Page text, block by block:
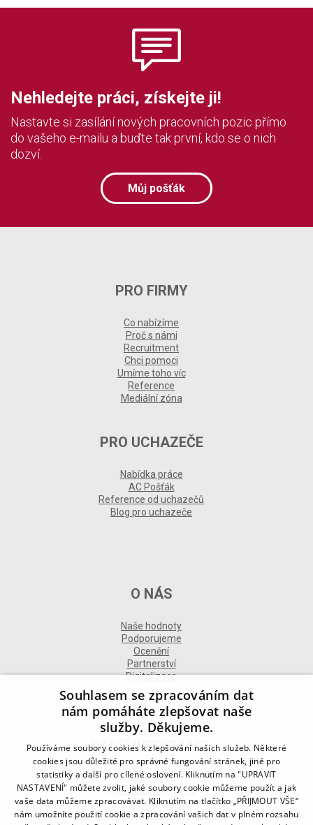
Nehledejte práci, získejte ji!
Nastavte si zasílání nových pracovních pozic přímo
do vašeho e-mailu a buďte tak první, kdo se o nich
dozví.
Můj pošťák
PRO FIRMY
Co nabízíme
Proč s námi
Recruitment
Chci pomoci
Umíme toho víc
Reference
Mediální zóna
PRO UCHAZEČE
Nabídka práce
AC Pošťák
Reference od uchazečů
Blog pro uchazeče
O NÁS
Naše hodnoty
Podporujeme
Ocenění
Partnerství
Digitalizace
DALŠÍ INFORMACE
Kontakt
Naše odborné divize
Naše pobočky
Zásady zpracování osobních údajů
Souhlasem se zpracováním dat
nám pomáháte zlepšovat naše
služby. Děkujeme.
Používáme soubory cookies k zlepšování našich služeb. Některé
cookies jsou důležité pro správné fungování stránek, jiné pro
statistiky a další pro cílené oslovení. Kliknutím na "UPRAVIT
NASTAVENÍ" můžete zvolit, jaké soubory cookie můžeme použít a jak
vaše data můžeme zpracovávat. Kliknutím na tlačítko „PŘIJMOUT VŠE“
nám umožníte použití cookie a zpracování vašich dat v plném rozsahu